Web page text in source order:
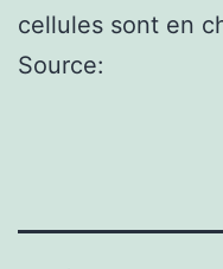
cellules sont en
Source: